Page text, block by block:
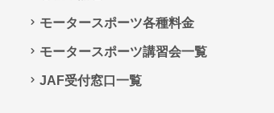
モータースポーツ各種料金
モータースポーツ講習会一覧
JAF受付窓口一覧